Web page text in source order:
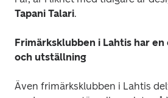
Tapani Talari.
Frimärksklubben i Lahtis har
och utställning
Även frimärksklubben i Lahtis